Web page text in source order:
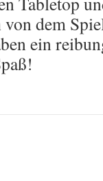
dem
ein